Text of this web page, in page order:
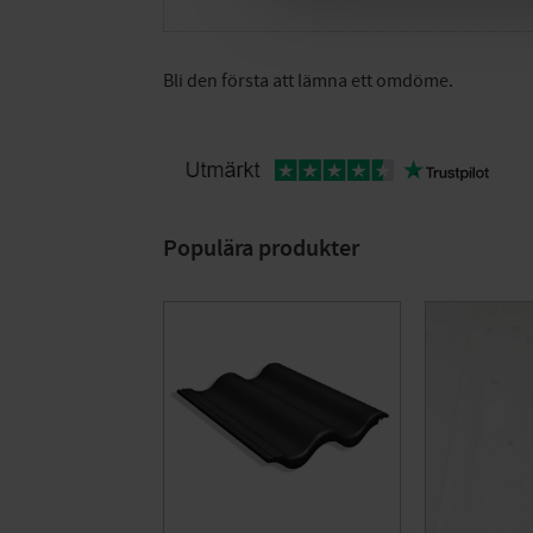
Bli den första att lämna ett omdöme.
Populära produkter